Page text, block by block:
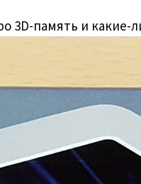
3D-память и